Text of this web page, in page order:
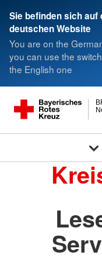
Sie befinden sich auf
deutschen Website
You are on the
you can use the
the English one